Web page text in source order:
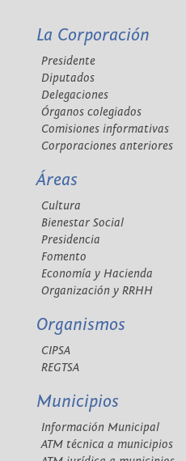
La Corporación
Presidente
Diputados
Delegaciones
Órganos colegiados
Comisiones informativas
Corporaciones anteriores
Áreas
Cultura
Bienestar Social
Presidencia
Fomento
Economía y Hacienda
Organización y RRHH
Organismos
CIPSA
REGTSA
Municipios
Información Municipal
ATM técnica a municipios